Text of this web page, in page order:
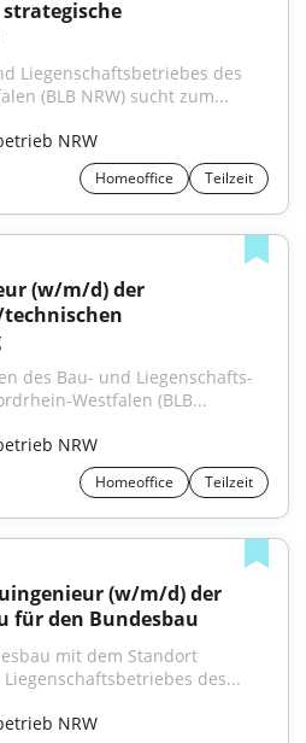
Liegenschaftsbetriebes des
(BLB NRW) sucht zum...
NRW
Homeoffice Teilzeit
(w/m/d) der
des Bau- und Liegenschafts­
Westfalen (BLB...
NRW
Homeoffice Teilzeit
(w/m/d) der
für den Bundesbau
mit dem Standort
des...
NRW